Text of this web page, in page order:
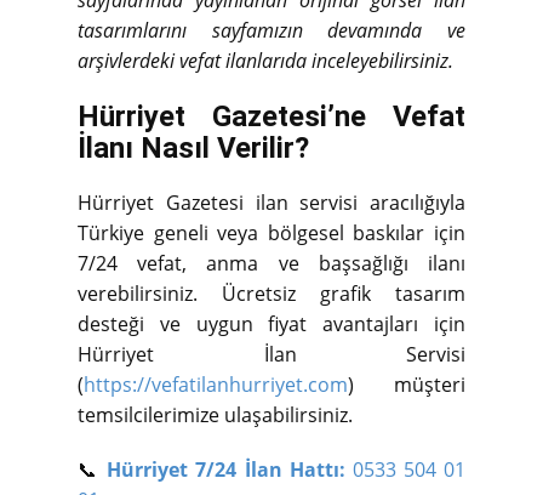
tasarımlarını sayfamızın devamında ve
arşivlerdeki vefat ilanlarıda inceleyebilirsiniz.
Hürriyet Gazetesi’ne Vefat
İlanı Nasıl Verilir?
Hürriyet Gazetesi ilan servisi aracılığıyla
Türkiye geneli veya bölgesel baskılar için
7/24 vefat, anma ve başsağlığı ilanı
verebilirsiniz. Ücretsiz grafik tasarım
desteği ve uygun fiyat avantajları için
Hürriyet İlan Servisi
(https://vefatilanhurriyet.com) müşteri
temsilcilerimize ulaşabilirsiniz.
📞 Hürriyet 7/24 İlan Hattı: 0533 504 01